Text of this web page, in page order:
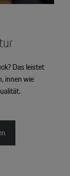
Das leistet
innen wie